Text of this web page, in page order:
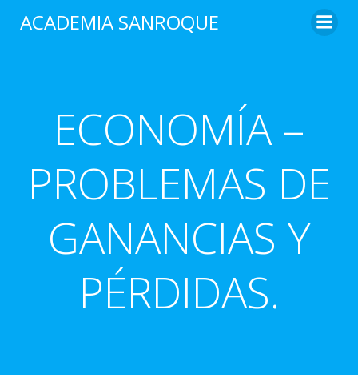
al
ACADEMIA SANROQUE
ECONOMÍA –
PROBLEMAS DE
GANANCIAS Y
PÉRDIDAS.